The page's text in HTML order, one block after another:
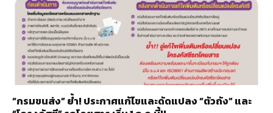
“กรมขนส่ง” ย้ำ! ประกาศแก้ไขและดัดแปลง “ตัวถัง” และ